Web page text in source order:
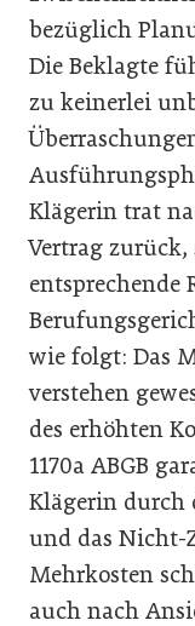
bezüglich
Die Beklagte
zu keinerlei
Klägerin trat
Vertrag
entsprechende
wie folgt: Das
verstehen
des erhöhten
1170a ABGB
Klägerin durch
und das Nicht-
Mehrkosten
auch nach